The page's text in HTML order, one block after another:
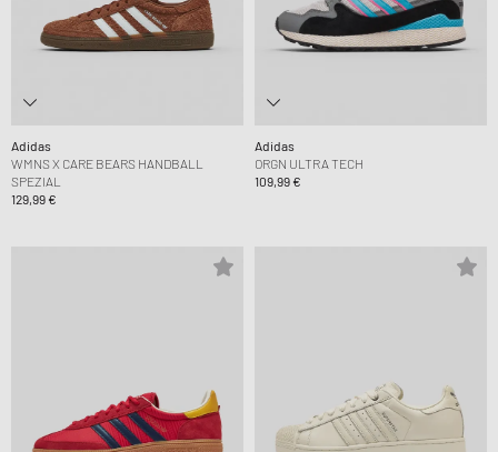
Adidas
WMNS X CARE BEARS HANDBALL
SPEZIAL
129,99 €
Adidas
ORGN ULTRA TECH
109,99 €